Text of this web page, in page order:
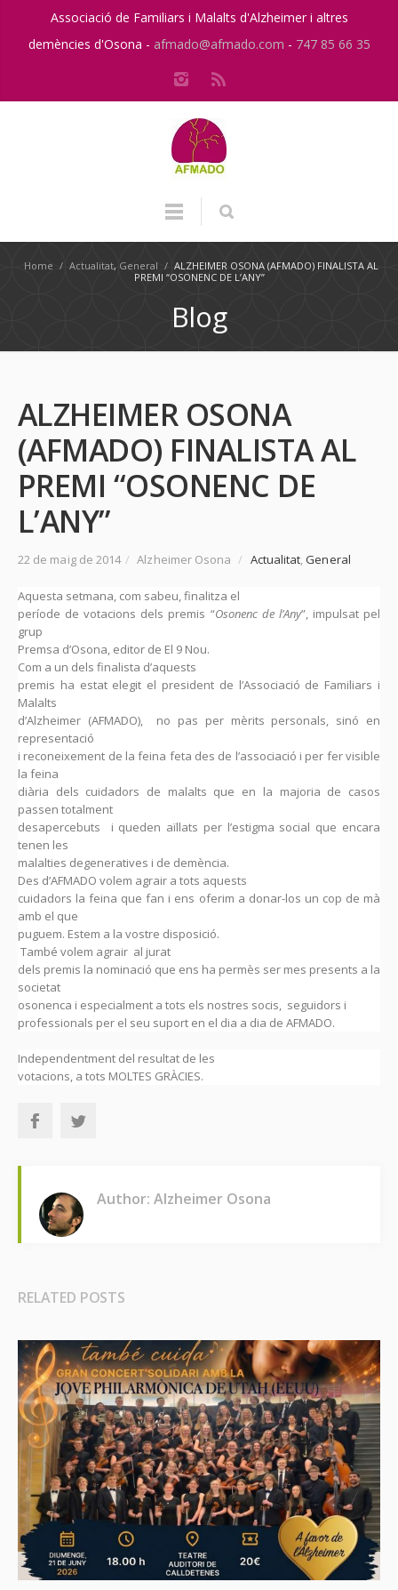
Associació de Familiars i Malalts d'Alzheimer i altres
demències d'Osona - afmado@afmado.com - 747 85 66 35
Home / Actualitat, General / ALZHEIMER OSONA (AFMADO) FINALISTA AL
PREMI “OSONENC DE L’ANY”
Blog
ALZHEIMER OSONA
(AFMADO) FINALISTA AL
PREMI “OSONENC DE
L’ANY”
22 de maig de 2014 / Alzheimer Osona / Actualitat,General
Aquesta setmana, com sabeu, finalitza el
període de votacions dels premis “Osonenc de l’Any”, impulsat pel
grup
Premsa d’Osona, editor de El 9 Nou.
Com a un dels finalista d’aquests
premis ha estat elegit el president de l’Associació de Familiars i
Malalts
d’Alzheimer (AFMADO), no pas per mèrits personals, sinó en
representació
i reconeixement de la feina feta des de l’associació i per fer visible
la feina
diària dels cuidadors de malalts que en la majoria de casos
passen totalment
desapercebuts i queden aïllats per l’estigma social que encara
tenen les
malalties degeneratives i de demència.
Des d’AFMADO volem agrair a tots aquests
cuidadors la feina que fan i ens oferim a donar-los un cop de mà
amb el que
puguem. Estem a la vostre disposició.
També volem agrair al jurat
dels premis la nominació que ens ha permès ser mes presents a la
societat
osonenca i especialment a tots els nostres socis, seguidors i
professionals per el seu suport en el dia a dia de AFMADO.
Independentment del resultat de les
votacions, a tots MOLTES GRÀCIES.
Author: Alzheimer Osona
RELATED POSTS